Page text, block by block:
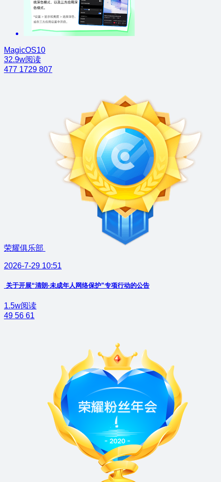
MagicOS10
32.9w阅读
477 1729 807
荣耀俱乐部
2026-7-29 10:51
关于开展“清朗·未成年人网络保护”专项行动的公告
1.5w阅读
49 56 61